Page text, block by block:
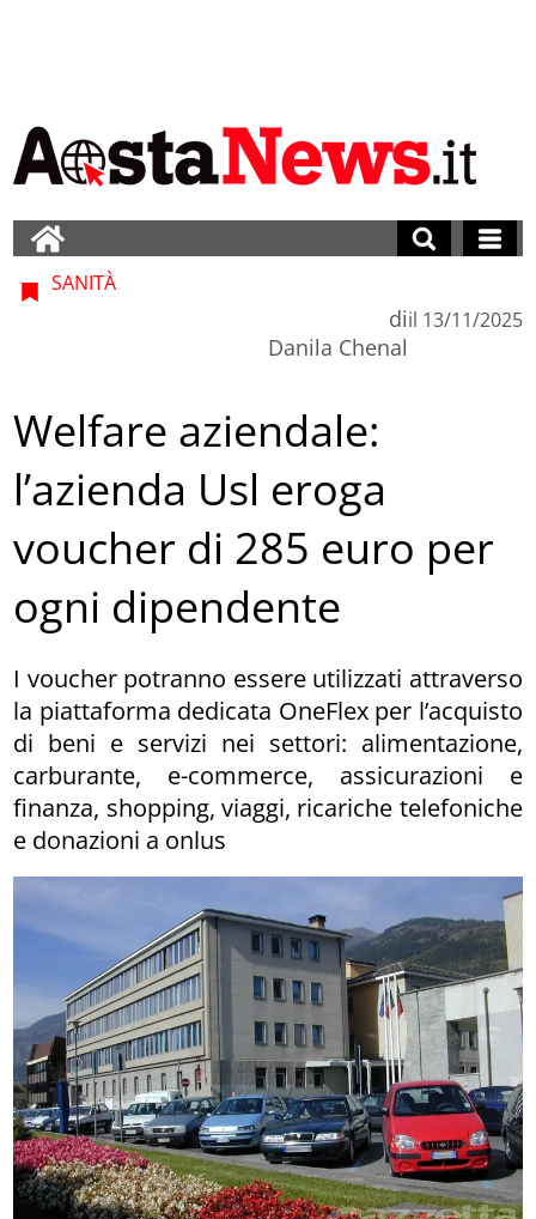
SANITÀ
di
Danila Chenal
il 13/11/2025
Welfare aziendale:
l’azienda Usl eroga
voucher di 285 euro per
ogni dipendente
I voucher potranno essere utilizzati attraverso
la piattaforma dedicata OneFlex per l’acquisto
di beni e servizi nei settori: alimentazione,
carburante, e-commerce, assicurazioni e
finanza, shopping, viaggi, ricariche telefoniche
e donazioni a onlus